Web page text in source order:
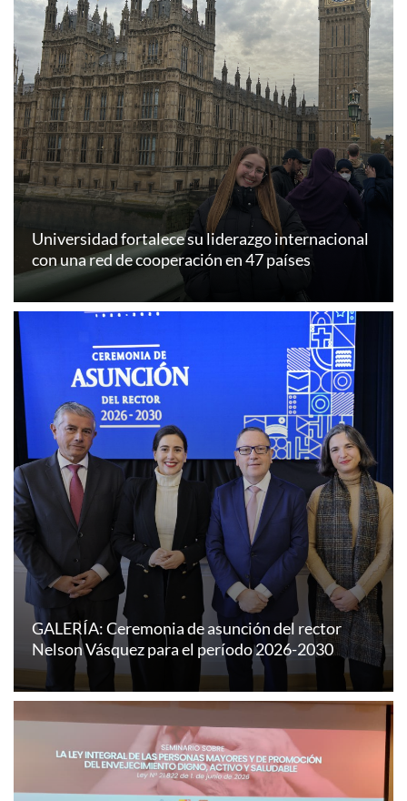
Universidad fortalece su liderazgo internacional
con una red de cooperación en 47 países
GALERÍA: Ceremonia de asunción del rector
Nelson Vásquez para el período 2026-2030